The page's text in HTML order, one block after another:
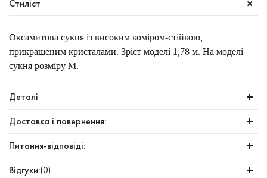
Стиліст
Оксамитова сукня із високим коміром-стійкою,
прикрашеним кристалами. Зріст моделі 1,78 м. На моделі
сукня розміру M.
Деталі
Доставка і повернення:
Питання-відповіді:
Відгуки:(0)